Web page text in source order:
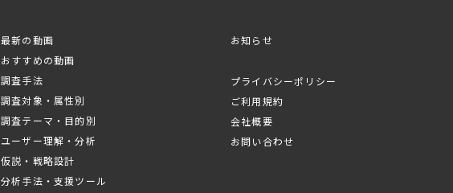
■ プログラム概要抜粋
・マーケティング課題別・活用シーン
・日記・コラージュを企画に取り入れよう
・日記・コラージュで得られる結果とは
最新の動画
おすすめの動画
調査手法
調査対象・属性別
調査テーマ・目的別
ユーザー理解・分析
仮説・戦略設計
分析手法・支援ツール
お知らせ
プライバシーポリシー
ご利用規約
会社概要
お問い合わせ